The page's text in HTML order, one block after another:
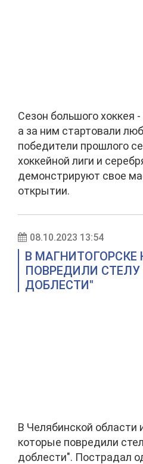
Сезон большого хоккея
а за ним стартовали
победители прошлого
хоккейной лиги и
демонстрируют свое
открытии.
08.10.2023 13:54
В МАГНИТОГОРСКЕ
ПОВРЕДИЛИ
ДОБЛЕСТИ"
В Челябинской области
которые повредили
доблести". Пострадал